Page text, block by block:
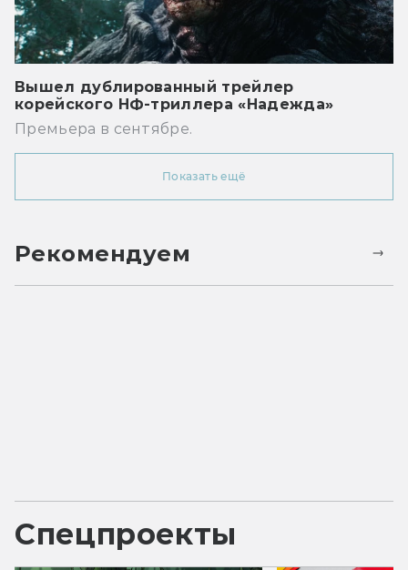
Вышел дублированный трейлер
корейского НФ-триллера «Надежда»
Премьера в сентябре.
Показать ещё
Рекомендуем
Спецпроекты